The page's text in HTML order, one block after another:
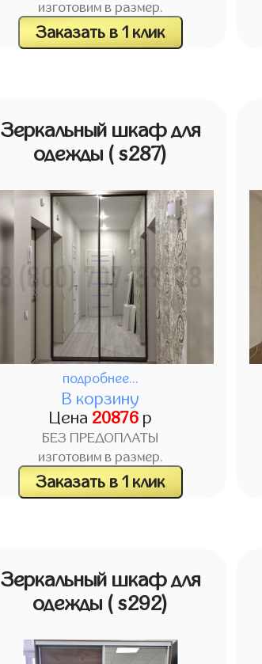
изготовим в размер.
Заказать в 1 клик
Зеркальный шкаф для
одежды ( s287)
подробнее...
В корзину
Цена 20876р
БЕЗ ПРЕДОПЛАТЫ
изготовим в размер.
Заказать в 1 клик
Зеркальный шкаф для
одежды ( s292)